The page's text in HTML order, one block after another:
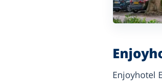
Enjoyhotel